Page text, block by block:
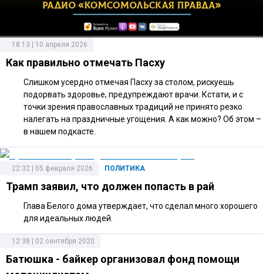
18:13 | 10 апреля 2026
Как правильно отмечать Пасху
Слишком усердно отмечая Пасху за столом, рискуешь
подорвать здоровье, предупреждают врачи. Кстати, и с
точки зрения православных традиций не принято резко
налегать на праздничные угощения. А как можно? Об этом –
в нашем подкасте.
ПОЛИТИКА
22:32 | 05 февраля 2026
Трамп заявил, что должен попасть в рай
Глава Белого дома утверждает, что сделал много хорошего
для идеальных людей.
12:38 | 02 сентября 2020
Батюшка - байкер организовал фонд помощи